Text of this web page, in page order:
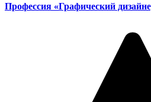
Профессия «Графический